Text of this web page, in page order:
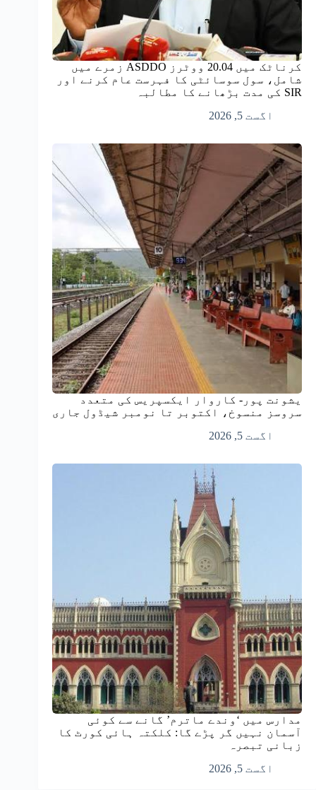
کرناٹک میں 20.04 ووٹرز ASDDO زمرے میں
شامل، سول سوسائٹی کا فہرست عام کرنے اور
SIR کی مدت بڑھانے کا مطالبہ
اگست 5, 2026
یشونت پور- کاروار ایکسپریس کی متعدد
سروسز منسوخ، اکتوبر تا نومبر شیڈول جاری
اگست 5, 2026
مدارس میں ‘وندے ماترم’ گانے سے کوئی
آسمان نہیں گر پڑے گا: کلکتہ ہائی کورٹ کا
زبانی تبصرہ
اگست 5, 2026